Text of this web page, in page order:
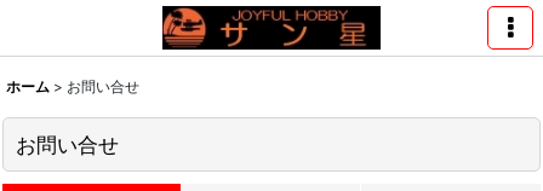
ホーム > お問い合せ
お問い合せ